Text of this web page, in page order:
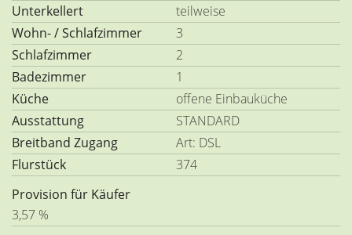
Unterkellert
teilweise
Wohn- / Schlafzimmer
3
Schlafzimmer
2
Badezimmer
1
Küche
offene Einbauküche
Ausstattung
STANDARD
Breitband Zugang
Art: DSL
Flurstück
374
Provision für Käufer
3,57 %